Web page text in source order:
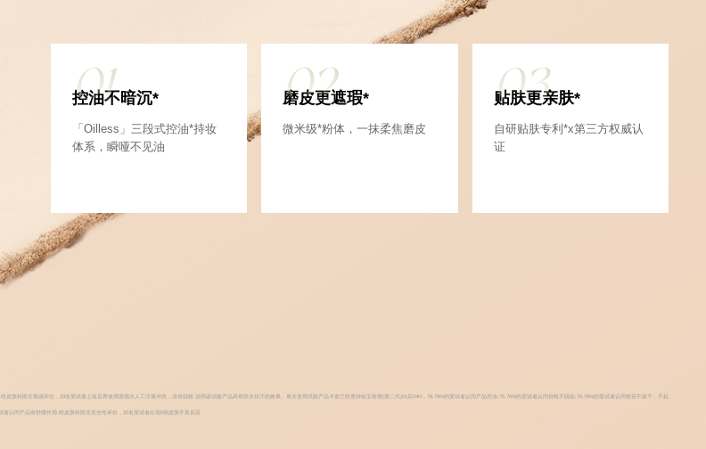
01
控油不暗沉*
「Oilless」三段式控油*持妆
体系，瞬哑不见油
02
磨皮更遮瑕*
微米级*粉体，一抹柔焦磨皮
03
贴肤更亲肤*
自研贴肤专利*x第三方权威认
证
科医生视感评估，33名受试者上妆后再使用蒸馏水人工汗液冲洗，没有脱牧:说明该试验产品具有防水抗汗的效果。单次使用试验产品卡姿兰轻透持妆宝粉饼(第二代)01后24H，78.79%的受试者认同产品控油:75.76%的受试者认同持牧不脱妆;75.76%的受试者认同牧容不拔干，不起
认同产品有舒缓作用:经皮肤科医生安全性评价，32名受试者出现0例皮肤不良反应